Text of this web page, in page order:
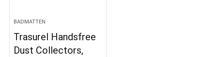
BADMATTEN
Trasurel Handsfree
Dust Collectors,